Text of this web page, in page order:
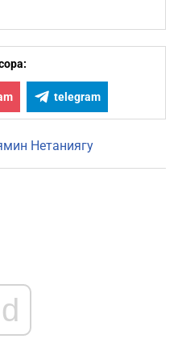
telegram
Нетаниягу